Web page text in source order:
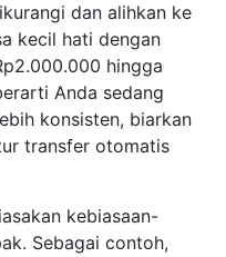
dan alihkan ke
kecil hati dengan
hingga
Anda sedang
konsisten, biarkan
transfer otomatis
kebiasaan-
Sebagai contoh,